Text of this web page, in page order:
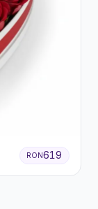
RON619